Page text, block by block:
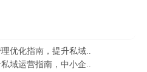
优化指南，提升私域..
域运营指南，中小企..